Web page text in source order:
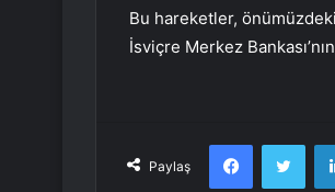
Bu hareketler,
İsviçre Merkez
Paylaş
Facebook